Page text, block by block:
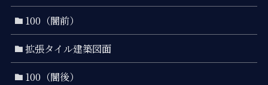
100（闇前）
拡張タイル建築図面
100（闇後）